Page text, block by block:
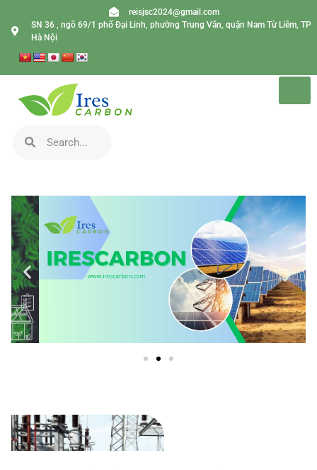
reisjsc2024@gmail.com
SN 36 , ngõ 69/1 phố Đại Linh, phường Trung Văn, quận Nam Từ Liêm, TP
Hà Nội